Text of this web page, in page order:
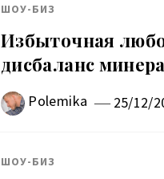
ШОУ-БИЗ
Избыточная
дисбаланс
Polemika 25/12/
ШОУ-БИЗ